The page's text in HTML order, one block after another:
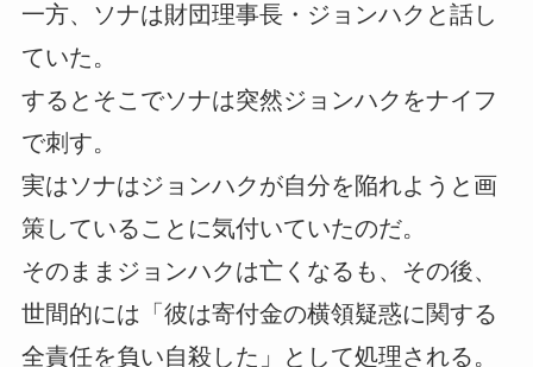
一方、ソナは財団理事長・ジョンハクと話し
ていた。
するとそこでソナは突然ジョンハクをナイフ
で刺す。
実はソナはジョンハクが自分を陥れようと画
策していることに気付いていたのだ。
そのままジョンハクは亡くなるも、その後、
世間的には「彼は寄付金の横領疑惑に関する
全責任を負い自殺した」として処理される。